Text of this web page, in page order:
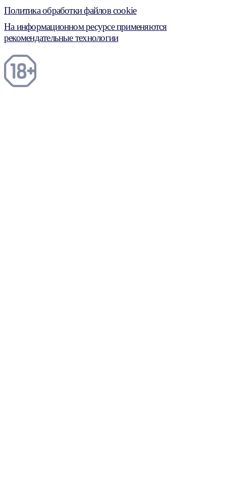
Политика обработки файлов cookie
На информационном ресурсе применяются
рекомендательные технологии